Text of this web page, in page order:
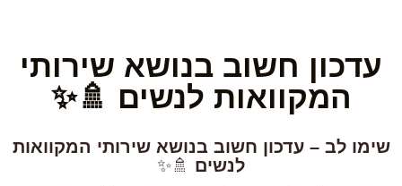
עדכון חשוב בנושא שירותי
המקוואות לנשים 🚿✨
שימו לב – עדכון חשוב בנושא שירותי המקוואות
לנשים 🚿✨